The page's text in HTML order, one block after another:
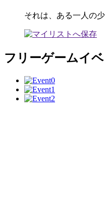
それは、ある一人の
フリーゲームイ